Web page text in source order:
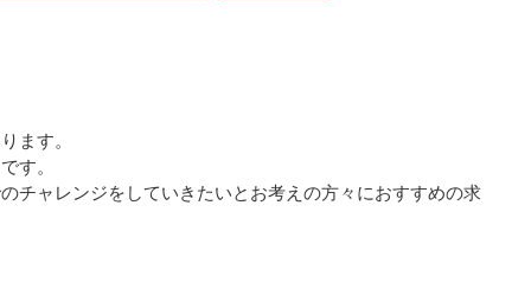
ます。
す。
チャレンジをしていきたいとお考えの方々におすすめの求